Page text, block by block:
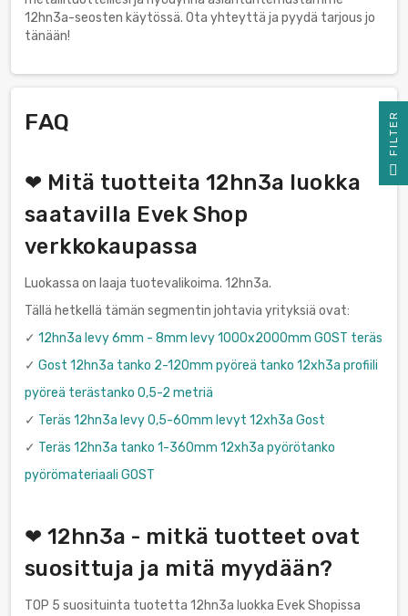
12hn3a-seosten käytössä. Ota yhteyttä ja pyydä tarjous jo
tänään!
FAQ
❤ Mitä tuotteita 12hn3a luokka
saatavilla Evek Shop
verkkokaupassa
Luokassa on laaja tuotevalikoima. 12hn3a.
Tällä hetkellä tämän segmentin johtavia yrityksiä ovat:
✓ 12hn3a levy 6mm - 8mm levy 1000x2000mm GOST teräs
✓ Gost 12hn3a tanko 2-120mm pyöreä tanko 12xh3a profiili
pyöreä terästanko 0,5-2 metriä
✓ Teräs 12hn3a levy 0,5-60mm levyt 12xh3a Gost
✓ Teräs 12hn3a tanko 1-360mm 12xh3a pyörötanko
pyörömateriaali GOST
❤ 12hn3a - mitkä tuotteet ovat
suosittuja ja mitä myydään?
TOP 5 suosituinta tuotetta 12hn3a luokka Evek Shopissa
R